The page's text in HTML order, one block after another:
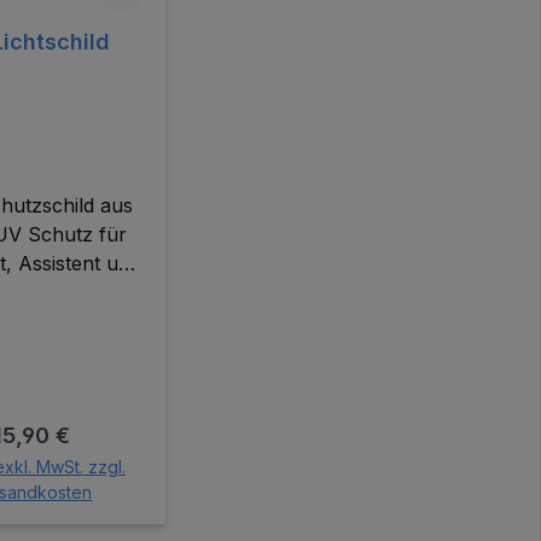
aus
Schutz für
Assistent und
Preis:
€
MwSt. zzgl.